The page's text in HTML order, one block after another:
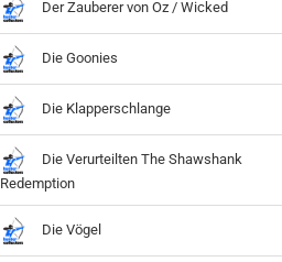
Der Zauberer von Oz / Wicked
Die Goonies
Die Klapperschlange
Die Verurteilten The Shawshank
Redemption
Die Vögel